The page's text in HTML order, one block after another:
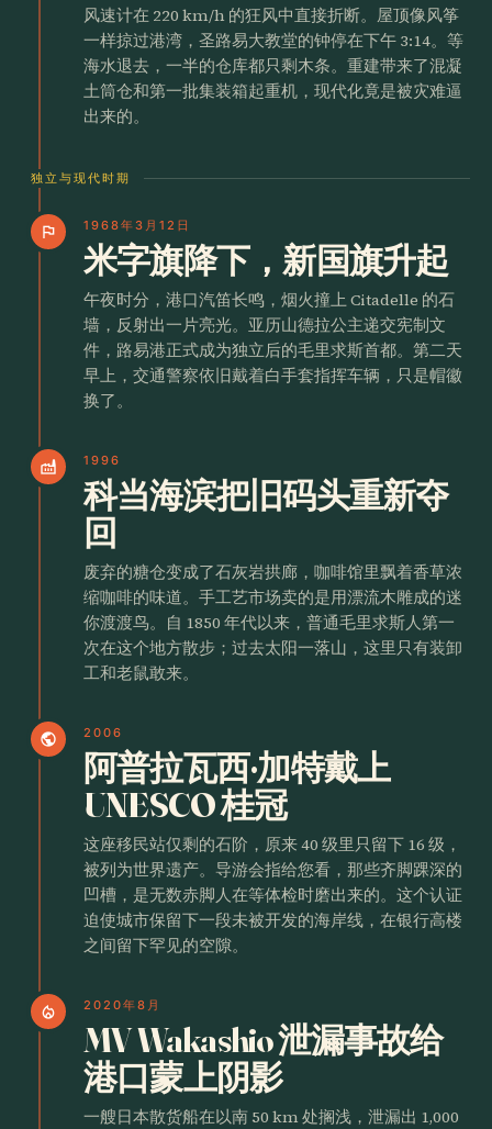
风速计在 220 km/h 的狂风中直接折断。屋顶像风筝
一样掠过港湾，圣路易大教堂的钟停在下午 3:14。等
海水退去，一半的仓库都只剩木条。重建带来了混凝
土筒仓和第一批集装箱起重机，现代化竟是被灾难逼
出来的。
独立与现代时期
flag 1968年3月12日
米字旗降下，新国旗升起
午夜时分，港口汽笛长鸣，烟火撞上 Citadelle 的石
墙，反射出一片亮光。亚历山德拉公主递交宪制文
件，路易港正式成为独立后的毛里求斯首都。第二天
早上，交通警察依旧戴着白手套指挥车辆，只是帽徽
换了。
factory 1996
科当海滨把旧码头重新夺
回
废弃的糖仓变成了石灰岩拱廊，咖啡馆里飘着香草浓
缩咖啡的味道。手工艺市场卖的是用漂流木雕成的迷
你渡渡鸟。自 1850 年代以来，普通毛里求斯人第一
次在这个地方散步；过去太阳一落山，这里只有装卸
工和老鼠敢来。
public 2006
阿普拉瓦西·加特戴上
UNESCO 桂冠
这座移民站仅剩的石阶，原来 40 级里只留下 16 级，
被列为世界遗产。导游会指给您看，那些齐脚踝深的
凹槽，是无数赤脚人在等体检时磨出来的。这个认证
迫使城市保留下一段未被开发的海岸线，在银行高楼
之间留下罕见的空隙。
local_fire_department 2020年8月
MV Wakashio 泄漏事故给
港口蒙上阴影
一艘日本散货船在以南 50 km 处搁浅，泄漏出 1,000